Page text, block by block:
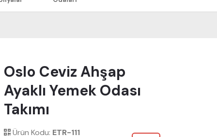
Oslo Ceviz Ahşap
Ayaklı Yemek Odası
Takımı
Ürün Kodu: ETR-111